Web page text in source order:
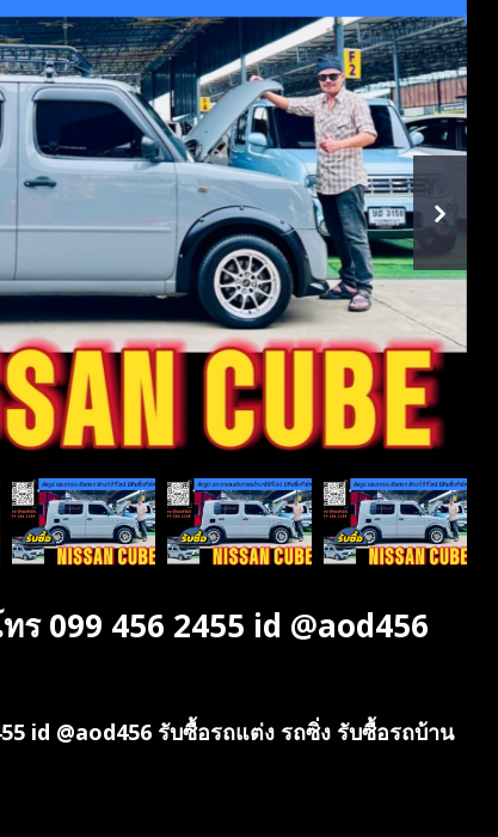
099 456 2455 id @aod456
id @aod456 รับซื้อรถแต่ง รถซิ่ง รับซื้อรถบ้าน